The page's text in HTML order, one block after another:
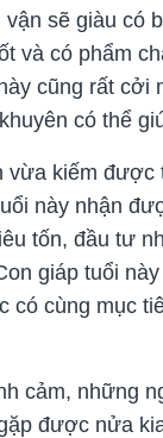
sẽ giàu có
và có phẩm
cũng rất cởi
có thể
vừa kiếm
này nhận
tốn, đầu tư
giáp tuổi
có cùng mục
cảm, những
được nửa